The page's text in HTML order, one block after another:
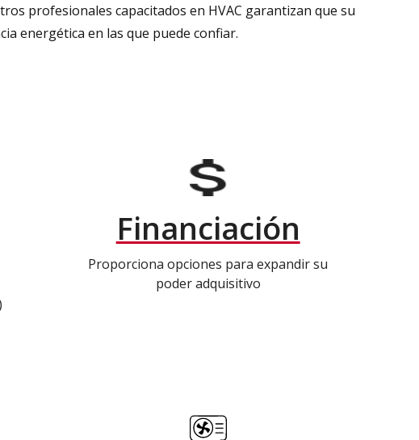
profesionales capacitados en HVAC garantizan que su
energética en las que puede confiar.
Financiación
Proporciona opciones para expandir su
poder adquisitivo